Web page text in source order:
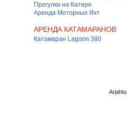
Прогулки на Катере
Аренда Моторных Яхт
АРЕНДА КАТАМАРАНОВ
Катамаран Lagoon 380